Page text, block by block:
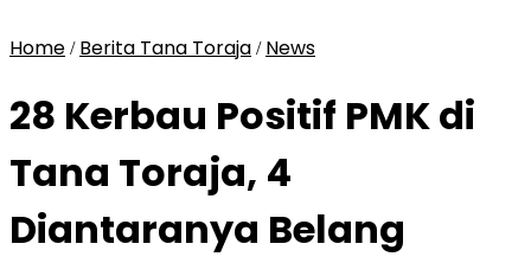
Home / Berita Tana Toraja / News
28 Kerbau Positif PMK di
Tana Toraja, 4
Diantaranya Belang